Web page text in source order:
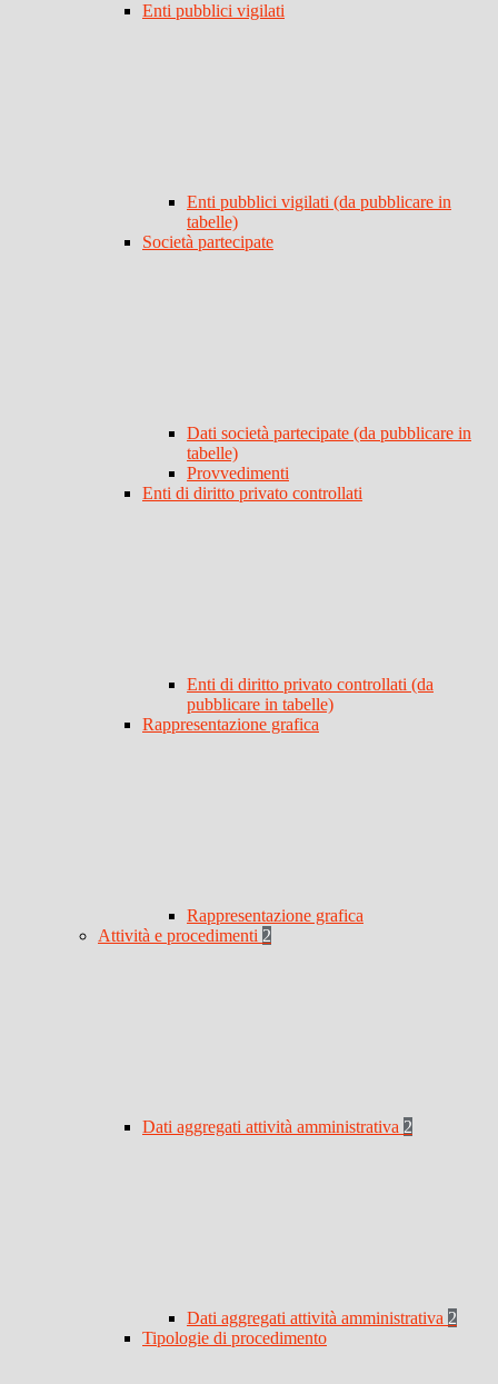
Enti pubblici vigilati
Enti pubblici vigilati (da pubblicare in
tabelle)
Società partecipate
Dati società partecipate (da pubblicare in
tabelle)
Provvedimenti
Enti di diritto privato controllati
Enti di diritto privato controllati (da
pubblicare in tabelle)
Rappresentazione grafica
Rappresentazione grafica
Attività e procedimenti 2
Dati aggregati attività amministrativa 2
Dati aggregati attività amministrativa 2
Tipologie di procedimento